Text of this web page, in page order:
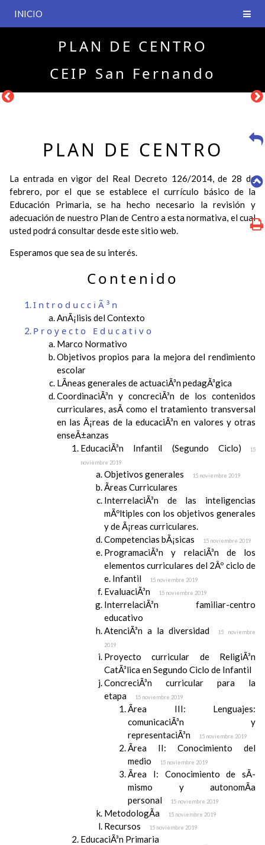
INICIO
PLAN DE CENTRO
CEIP San Fernando
PLAN DE CENTRO
La entrada en vigor del Real Decreto 126/2014, de 28 de
febrero, por el que se establece el currículo básico de la
Educación Primaria, se ha hecho necesario la revisión y
adecuación de nuestro Plan de Centro a esta normativa, el cual
usted podrá consultar desde este sitio web.
Esperamos que sea de su interés.
Contenido
IntroducciÃ³n
AnÃ¡lisis del Contexto
Proyecto Educativo
Marco Normativo
Objetivos propios para la mejora del rendimiento
escolar
LÃ­neas generales de actuaciÃ³n pedagÃ³gica
CoordinaciÃ³n y concreciÃ³n de los contenidos
curriculares, asÃ­ como el tratamiento transversal
en las Ã¡reas de la educaciÃ³n en valores y otras
enseÃ±anzas
EducaciÃ³n Infantil (Segundo Ciclo)
15
noviembre 2019
Objetivos generales 15 noviembre 2019
Ãreas Curriculares
InterrelaciÃ³n de las inteligencias
mÃºltiples con los objetivos generales
y de Ã¡reas curriculares.
Competencias bÃ¡sicas
15 noviembre 2019
ProgramaciÃ³n y relaciÃ³n de los
elementos curriculares del 2Âº ciclo de
e. Infantil
15 noviembre 2019
EvaluaciÃ³n 15 noviembre 2019
InterrelaciÃ³n familiar-centro
educativo
AtenciÃ³n a la diversidad
15 noviembre
2019
Proyecto curricular de ReligiÃ³n
CatÃ³lica en Segundo Ciclo de Infantil
ConcreciÃ³n curricular para la
etapa
15 noviembre 2019
Ãrea III: Lenguajes:
comunicaciÃ³n y
representaciÃ³n
15 noviembre 2019
Ãrea II: Conocimiento del
medio
15 noviembre 2019
Ãrea I: Conocimiento de sÃ­
mismo y autonomÃ­a
personal
15 noviembre 2019
MetodologÃ­a 15 noviembre 2019
Recursos 15 noviembre 2019
EducaciÃ³n Primaria